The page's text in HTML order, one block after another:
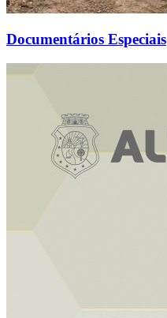
Documentários Especiais